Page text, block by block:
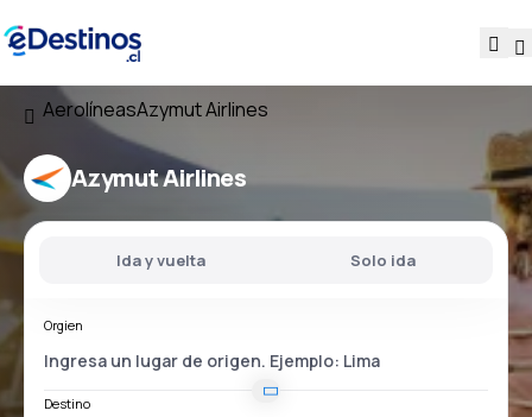
AerolíneasAzymut Airlines
Azymut Airlines
Ida y vuelta Solo ida
Orgien
Destino